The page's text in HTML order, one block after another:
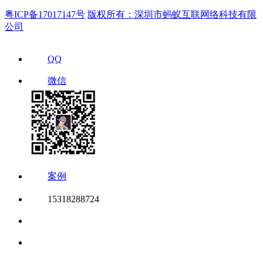
粤ICP备17017147号 版权所有：深圳市蚂蚁互联网络科技有限
公司
QQ
微信
案例
15318288724